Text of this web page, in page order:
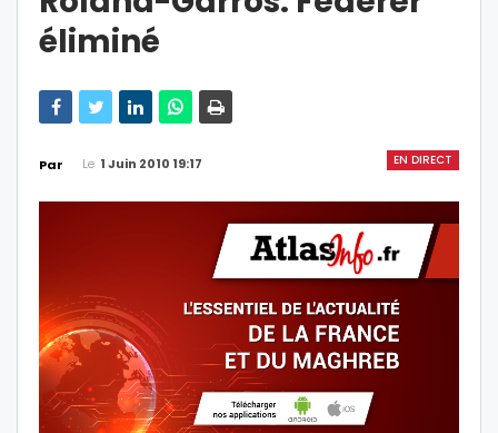
éliminé
EN DIRECT
Par Le 1 Juin 2010 19:17